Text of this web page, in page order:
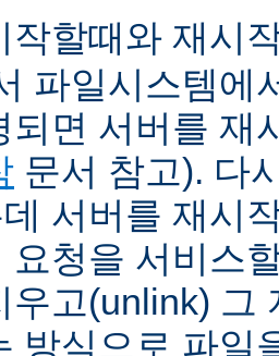
작할때와 재시
파일시스템에
되면 서버를 재
문서 참고). 다
서버를 재시
요청을 서비스
우고(unlink) 그
방식으로 파일